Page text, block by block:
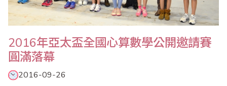
2016年亞太盃全國心算數學公開邀請賽
圓滿落幕
2016-09-26